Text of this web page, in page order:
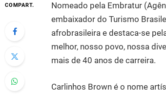
COMPART.
Nomeado pela Embratur
embaixador do Turismo
afrobrasileira e destaca-se
melhor, nosso povo, nossa
mais de 40 anos de carreira.
Carlinhos Brown é o nome